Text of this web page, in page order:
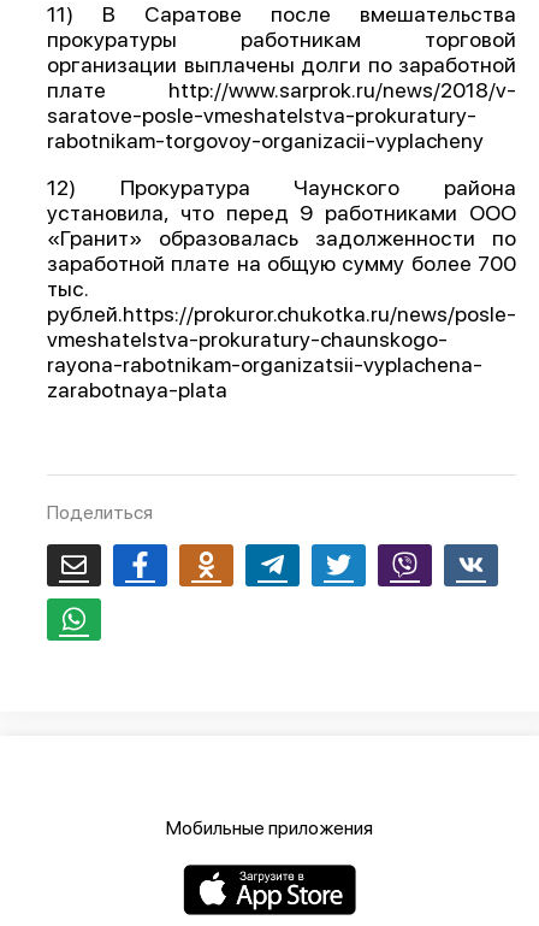
11) В Саратове после вмешательства
прокуратуры работникам торговой
организации выплачены долги по заработной
плате http://www.sarprok.ru/news/2018/v-
saratove-posle-vmeshatelstva-prokuratury-
rabotnikam-torgovoy-organizacii-vyplacheny
12) Прокуратура Чаунского района
установила, что перед 9 работниками ООО
«Гранит» образовалась задолженности по
заработной плате на общую сумму более 700
тыс.
рублей.https://prokuror.chukotka.ru/news/posle-
vmeshatelstva-prokuratury-chaunskogo-
rayona-rabotnikam-organizatsii-vyplachena-
zarabotnaya-plata
Поделиться
Мобильные приложения